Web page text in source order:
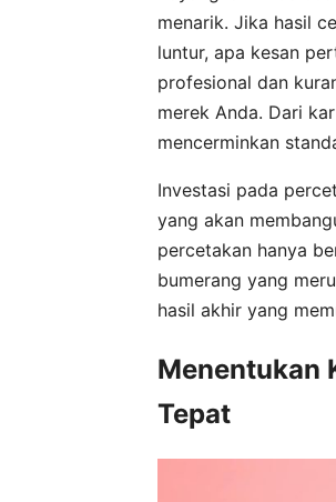
menarik. Jika hasil
luntur, apa kesan
profesional dan
merek Anda. Dari
mencerminkan
Investasi pada
yang akan
percetakan hanya
bumerang yang
hasil akhir yang
Menentukan
Tepat